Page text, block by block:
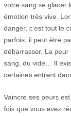
votre sang se glacer
émotion très vive.
danger, c’est tout le
parfois, il peut être
débarrasser. La peur
sang, du vide… Il
certaines entrent
Vaincre ses peurs
fois que vous avez